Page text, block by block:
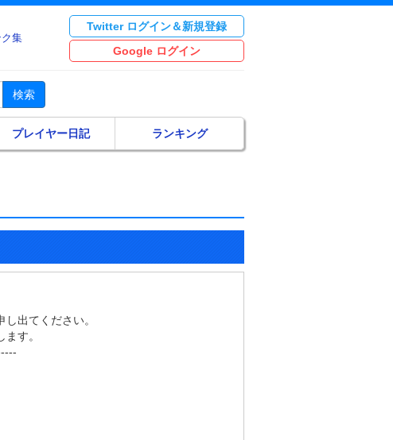
ク集
Twitter ログイン＆新規登録
Google ログイン
検索
プレイヤー日記 ランキング
出てください。
す。